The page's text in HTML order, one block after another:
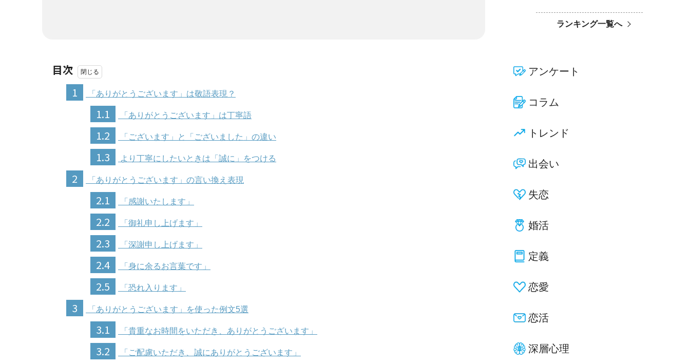
目次
1
「ありがとうございます」は敬語表現？
1.1 「ありがとうございます」は丁寧語
1.2 「ございます」と「ございました」の違い
1.3 より丁寧にしたいときは「誠に」をつける
2 「ありがとうございます」の言い換え表現
2.1 「感謝いたします」
2.2 「御礼申し上げます」
2.3 「深謝申し上げます」
2.4 「身に余るお言葉です」
2.5 「恐れ入ります」
3 「ありがとうございます」を使った例文5選
3.1 「貴重なお時間をいただき、ありがとうございます」
3.2 「ご配慮いただき、誠にありがとうございます」
ランキング一覧へ
アンケート
コラム
トレンド
出会い
失恋
婚活
定義
恋愛
恋活
深層心理